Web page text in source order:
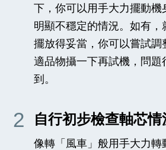
下，你可以用手大力擺動機
明顯不穩定的情況。如有，
擺放得妥當，你可以嘗試調
適品物攝一下再試機，問題
到。
2 自行初步檢查軸芯情
像轉「風車」般用手大力轉